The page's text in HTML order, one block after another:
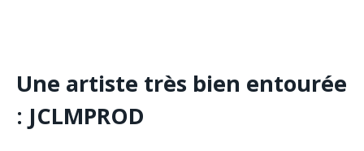
Une artiste très bien entourée
: JCLMPROD